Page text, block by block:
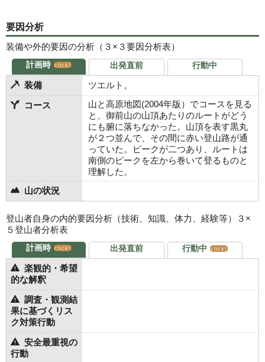
要因分析
装備や外的要因の分析（３×３要因分析表）
計画時 click! 出発直前 行動中
装備
ツエルト。
コース
山と高原地図(2004年版）でコースを見る
と、御前山の山頂あたりのルートがどう
にも腑に落ちなかった。山頂を表す黒丸
が２つ並んで、その間に赤い登山路が通
っていた。ピークが二つあり、ルートは
南側のピークを左から巻いて登るものと
理解した。
山の状況
登山者自身の内的要因分析（技術、知識、体力、経験等）３×
５登山者分析表
計画時 click! 出発直前 行動中 click!
楽観的・希望
的な解釈
調査・観測結
果に基づくリス
ク対策行動
安全最重視の
行動